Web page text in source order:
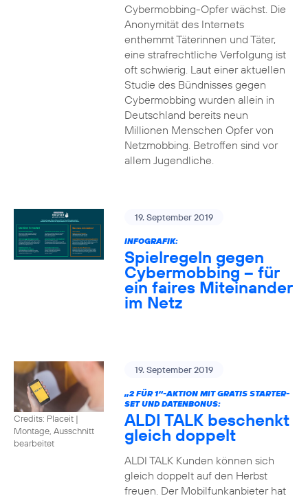
Cybermobbing-Opfer wächst. Die
Anonymität des Internets
enthemmt Täterinnen und Täter,
eine strafrechtliche Verfolgung ist
oft schwierig. Laut einer aktuellen
Studie des Bündnisses gegen
Cybermobbing wurden allein in
Deutschland bereits neun
Millionen Menschen Opfer von
Netzmobbing. Betroffen sind vor
allem Jugendliche.
19. September 2019
INFOGRAFIK:
Spielregeln gegen
Cybermobbing – für
ein faires Miteinander
im Netz
Credits: Placeit |
Montage, Ausschnitt
bearbeitet
19. September 2019
„2 FÜR 1“-AKTION MIT GRATIS STARTER-
SET UND DATENBONUS:
ALDI TALK beschenkt
gleich doppelt
ALDI TALK Kunden können sich
gleich doppelt auf den Herbst
freuen. Der Mobilfunkanbieter hat